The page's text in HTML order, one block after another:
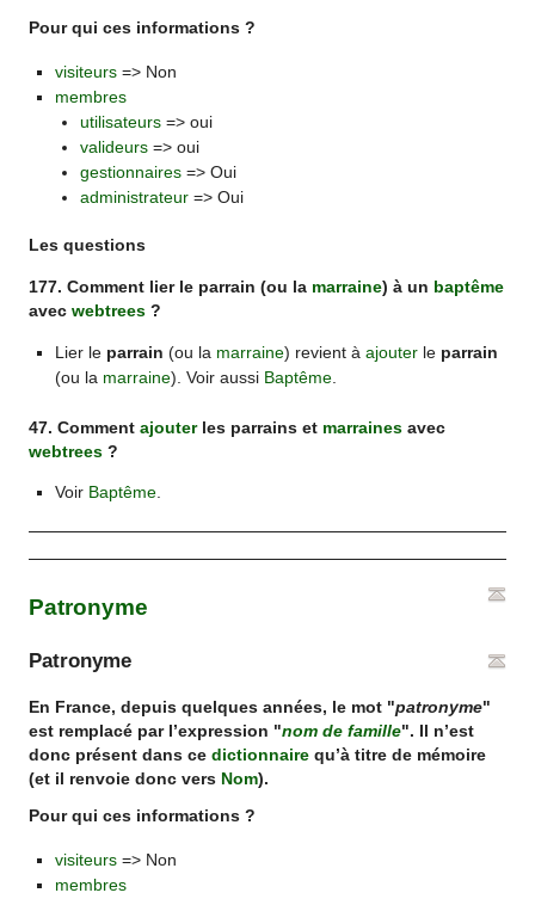
Pour qui ces informations ?
visiteurs=> Non
membres
utilisateurs => oui
valideurs => oui
gestionnaires => Oui
administrateur => Oui
Les questions
177. Comment lier le parrain (ou la marraine) à un baptême
avecwebtrees ?
Lier le parrain (ou la marraine) revient à ajouterle parrain
(ou la marraine). Voir aussi Baptême.
47. Commentajouterles parrains et marraines avec
webtrees ?
Voir Baptême.
Patronyme
Patronyme
En France, depuis quelques années, le mot "patronyme"
est remplacé par l’expression "nom de famille". Il n’est
donc présent dans cedictionnaire qu’à titre de mémoire
(et il renvoie donc vers Nom).
Pour qui ces informations ?
visiteurs=> Non
membres